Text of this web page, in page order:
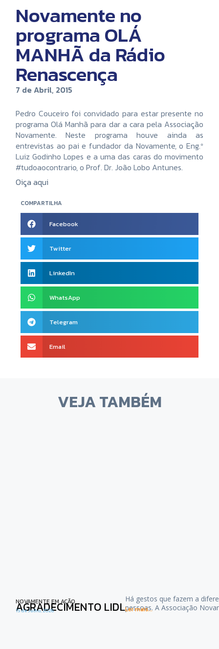
COMPARTILHA
Facebook
Twitter
LinkedIn
WhatsApp
Telegram
Email
Novamente no
programa OLÁ
MANHÃ da Rádio
Renascença
7 de Abril, 2015
Pedro Couceiro foi convidado para estar presente no
programa Olá Manhã para dar a cara pela Associação
Novamente. Neste programa houve ainda as
entrevistas ao pai e fundador da Novamente, o Eng.º
Luiz Godinho Lopes e a uma das caras do movimento
#tudoaocontrario, o Prof. Dr. João Lobo Antunes.
Oiça aqui
VEJA TAMBÉM
NOVAMENTE EM AÇÃO
AGRADECIMENTO LIDL
15 de Julho, 2026
Há gestos que fazem a
pessoas. A Associação
Ler mais...